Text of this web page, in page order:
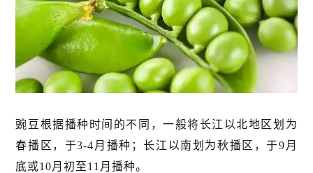
豌豆根据播种时间的不同，一般将长江以北地区划为
春播区，于3-4月播种；长江以南划为秋播区，于9月
底或10月初至11月播种。